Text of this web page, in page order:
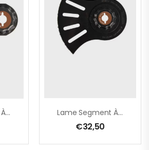
Lame Segment À Concrétion Carbure Lame Segment À Concrétion Carbure
€32,50